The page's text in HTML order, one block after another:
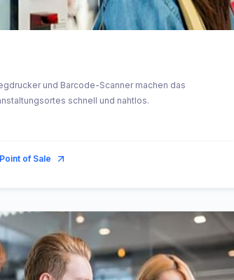
und Barcode-Scanner machen das
schnell und nahtlos.
of Sale